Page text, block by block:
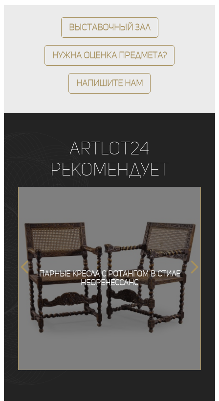
Выставочный зал
Нужна оценка предмета?
Напишите нам
ArtLot24
рекомендует
Парные кресла с ротангом в стиле
неоренессанс